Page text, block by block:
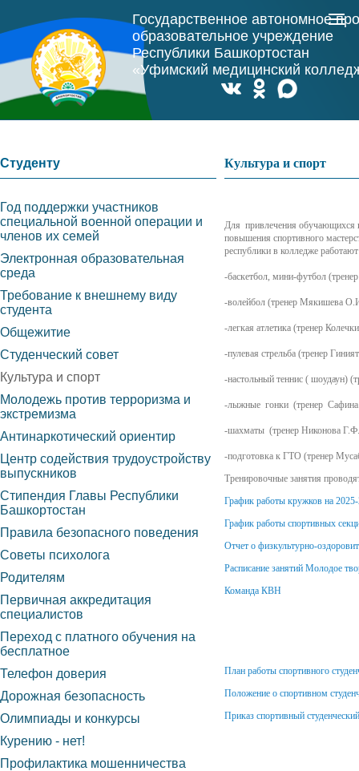
Государственное автономное
образовательное учреждение
Республики Башкортостан
«Уфимский медицинский
Культура и спорт
Для привлечения обучающихся
повышения спортивного
республики в колледже
-баскетбол, мини-футбол
-волейбол (тренер Мякишева
-легкая атлетика (тренер
-пулевая стрельба (тренер
-настольный теннис ( шоудаун)
-лыжные гонки (тренер
-шахматы (тренер Никонова
-подготовка к ГТО (тренер
Тренировочные занятия
График работы кружков на
График работы спортивных
Отчет о физкультурно-
Расписание занятий Молодое
Команда КВН
План работы спортивного
Положение о спортивном
Приказ спортивный
Студенту
Год поддержки участников
специальной военной операции и
членов их семей
Электронная образовательная
среда
Требование к внешнему виду
студента
Общежитие
Студенческий совет
Культура и спорт
Молодежь против терроризма и
экстремизма
Антинаркотический ориентир
Центр содействия трудоустройству
выпускников
Стипендия Главы Республики
Башкортостан
Правила безопасного поведения
Советы психолога
Родителям
Первичная аккредитация
специалистов
Переход с платного обучения на
бесплатное
Телефон доверия
Дорожная безопасность
Олимпиады и конкурсы
Курению - нет!
Профилактика мошенничества